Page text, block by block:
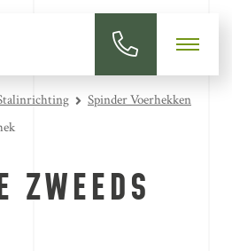
Spinder Voerhekken
ZWEEDS